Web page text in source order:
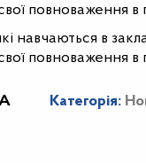
повноваження в
навчаються в
повноваження в
Категорія: